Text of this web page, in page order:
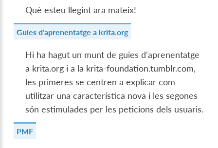
Què esteu llegint ara mateix!
Guies d'aprenentatge a krita.org
Hi ha hagut un munt de guies d'aprenentatge
a krita.org i a la krita-foundation.tumblr.com,
les primeres se centren a explicar com
utilitzar una característica nova i les segones
són estimulades per les peticions dels usuaris.
PMF